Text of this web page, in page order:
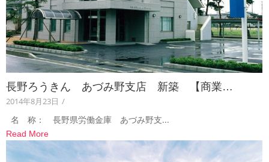
長野ろうきん あづみ野支店 新築 【商業…
2014年8月23日 /
名 称： 長野県労働金庫 あづみ野支...
Read More